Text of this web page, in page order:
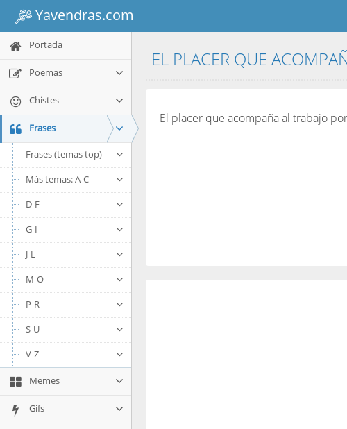
Yavendras.com
Portada
Poemas
Chistes
Frases
Frases (temas top)
Más temas: A-C
D-F
G-I
J-L
M-O
P-R
S-U
V-Z
Memes
Gifs
EL PLACER QUE
El placer que acompaña al trabajo